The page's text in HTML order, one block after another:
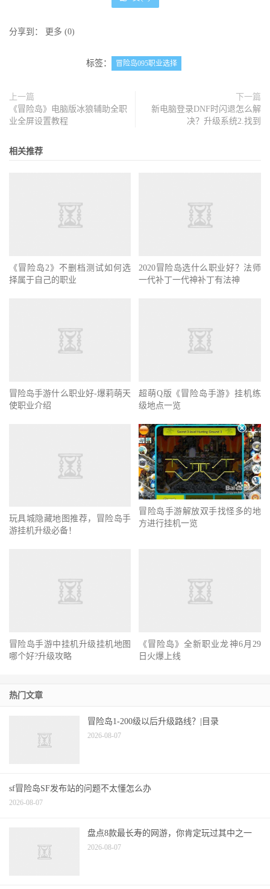
分享到： 更多 (0)
标签： 冒险岛095职业选择
上一篇
《冒险岛》电脑版冰狼辅助全职
业全屏设置教程
下一篇
新电脑登录DNF时闪退怎么解
决？升级系统2.找到
相关推荐
《冒险岛2》不删档测试如何选
择属于自己的职业
2020冒险岛选什么职业好？法师
一代补丁一代神补丁有法神
超萌Q版《冒险岛手游》挂机练
级地点一览
玩具城隐藏地图推荐，冒险岛手
游挂机升级必备！
冒险岛手游解放双手找怪多的地
方进行挂机一览
《冒险岛》全新职业龙神6月29
日火爆上线
热门文章
冒险岛1-200级以后升级路线？|目录
2026-08-07
sf冒险岛SF发布站的问题不太懂怎么办
2026-08-07
盘点8款最长寿的网游，你肯定玩过其中之一
2026-08-07